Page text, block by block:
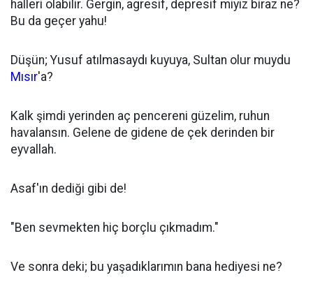
halleri olabilir. Gergin, agresif, depresif miyiz biraz ne?
Bu da geçer yahu!
Düşün; Yusuf atılmasaydı kuyuya, Sultan olur muydu
Mısır'a?
Kalk şimdi yerinden aç pencereni güzelim, ruhun
havalansın. Gelene de gidene de çek derinden bir
eyvallah.
Asaf'ın dediği gibi de!
"Ben sevmekten hiç borçlu çıkmadım."
Ve sonra deki; bu yaşadıklarımın bana hediyesi ne?